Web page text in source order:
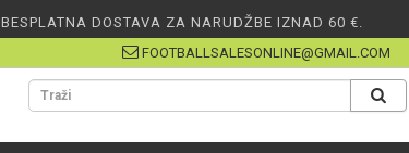
BESPLATNA DOSTAVA ZA NARUDŽBE IZNAD 60 €.
FOOTBALLSALESONLINE@GMAIL.COM